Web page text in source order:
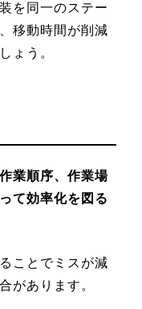
を同一のステー
移動時間が削減
ょう。
作業順序、作業場
て効率化を図る
ことでミスが減
があります。